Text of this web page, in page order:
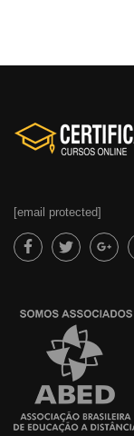
[email protected]